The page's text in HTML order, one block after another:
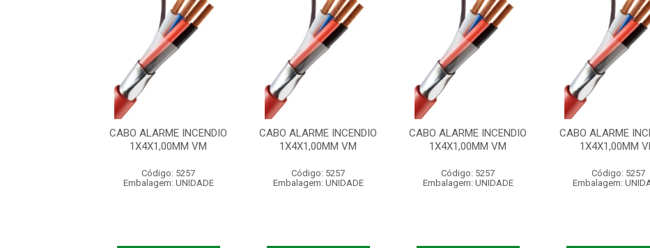
CABO ALARME INCENDIO
1X4X1,00MM VM
Código: 5257
Embalagem: UNIDADE
CABO ALARME INCENDIO
1X4X1,00MM VM
Código: 5257
Embalagem: UNIDADE
CABO ALARME INCENDIO
1X4X1,00MM VM
Código: 5257
Embalagem: UNIDADE
CABO ALARME
1X4X1,00MM
Código: 5257
Embalagem: